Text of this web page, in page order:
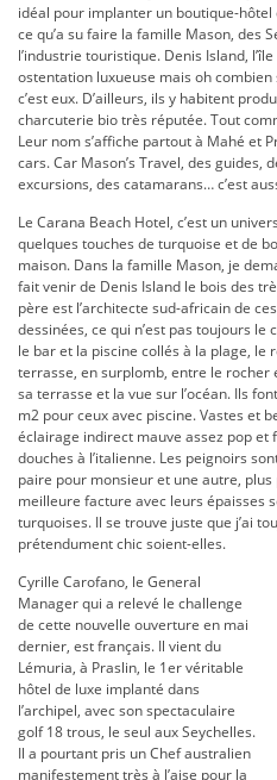
idéal pour implanter un boutique-hôtel
ce qu’a su faire la famille Mason, des
l’industrie touristique. Denis Island,
ostentation luxueuse mais oh
c’est eux. D’ailleurs, ils y habitent
charcuterie bio très réputée. Tout
Leur nom s’affiche partout à Mahé et
cars. Car Mason’s Travel, des guides,
excursions, des catamarans… c’est
Le Carana Beach Hotel, c’est un
quelques touches de turquoise et de
maison. Dans la famille Mason, je
fait venir de Denis Island le bois des
père est l’architecte sud-africain de
dessinées, ce qui n’est pas toujours le
le bar et la piscine collés à la plage,
terrasse, en surplomb, entre le rocher
sa terrasse et la vue sur l’océan. Ils
m2 pour ceux avec piscine. Vastes et
éclairage indirect mauve assez pop et
douches à l’italienne. Les peignoirs
paire pour monsieur et une autre,
meilleure facture avec leurs épaisses
turquoises. Il se trouve juste que j’ai
prétendument chic soient-elles.
Cyrille Carofano, le General
Manager qui a relevé le challenge
de cette nouvelle ouverture en mai
dernier, est français. Il vient du
Lémuria, à Praslin, le 1er véritable
hôtel de luxe implanté dans
l’archipel, avec son spectaculaire
golf 18 trous, le seul aux Seychelles.
Il a pourtant pris un Chef australien
manifestement très à l’aise pour la